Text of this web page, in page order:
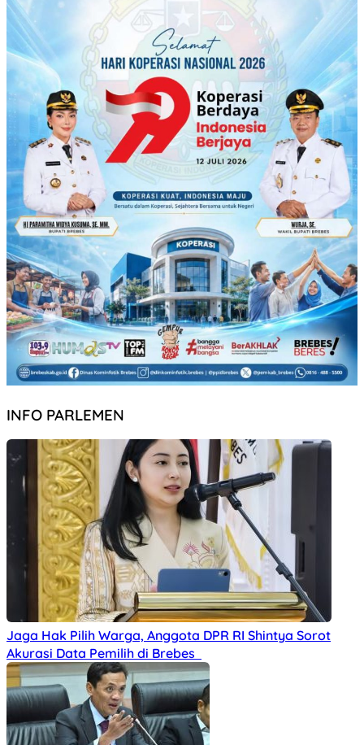
INFO PARLEMEN
Jaga Hak Pilih Warga, Anggota DPR RI Shintya Sorot
Akurasi Data Pemilih di Brebes